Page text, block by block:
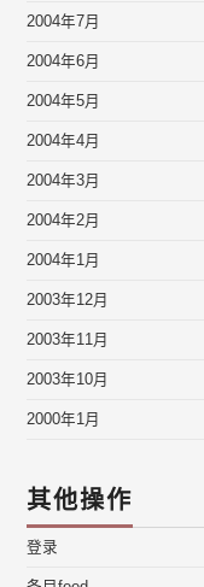
2004年7月
2004年6月
2004年5月
2004年4月
2004年3月
2004年2月
2004年1月
2003年12月
2003年11月
2003年10月
2000年1月
其他操作
登录